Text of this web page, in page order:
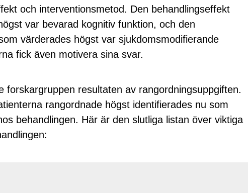
och interventionsmetod. Den behandlingseffekt
var bevarad kognitiv funktion, och den
värderades högst var sjukdomsmodifierande
fick även motivera sina svar.
forskargruppen resultaten av rangordningsuppgiften.
rangordnade högst identifierades nu som
behandlingen. Här är den slutliga listan över viktiga